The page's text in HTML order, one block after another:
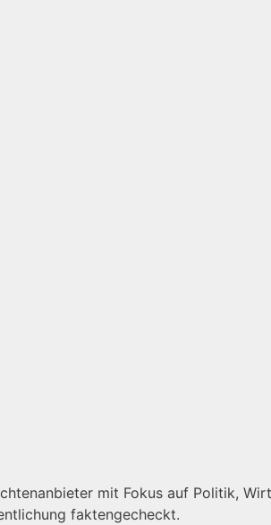
mit Fokus auf Politik,
faktengecheckt.